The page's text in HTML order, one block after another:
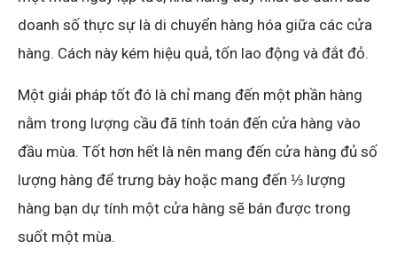
doanh số thực sự là di chuyển hàng hóa giữa các cửa
hàng. Cách này kém hiệu quả, tốn lao động và đắt đỏ.
Một giải pháp tốt đó là chỉ mang đến một phần hàng
nằm trong lượng cầu đã tính toán đến cửa hàng vào
đầu mùa. Tốt hơn hết là nên mang đến cửa hàng đủ số
lượng hàng để trưng bày hoặc mang đến ⅓ lượng
hàng bạn dự tính một cửa hàng sẽ bán được trong
suốt một mùa.